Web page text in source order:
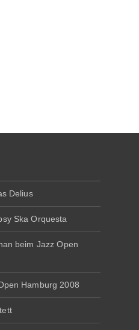
Delius
Ska Orquesta
beim Jazz Open
Hamburg 2008